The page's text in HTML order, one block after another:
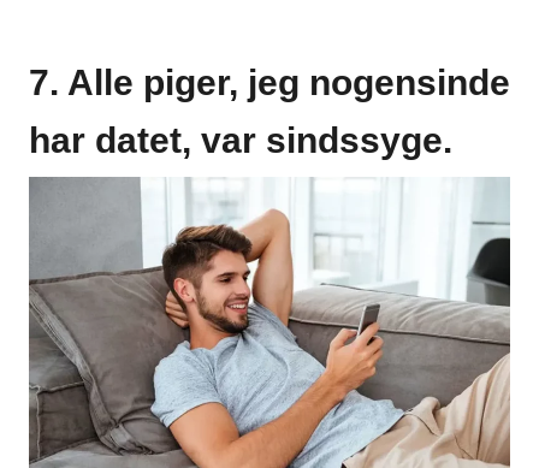
7. Alle piger, jeg nogensinde
har datet, var sindssyge.